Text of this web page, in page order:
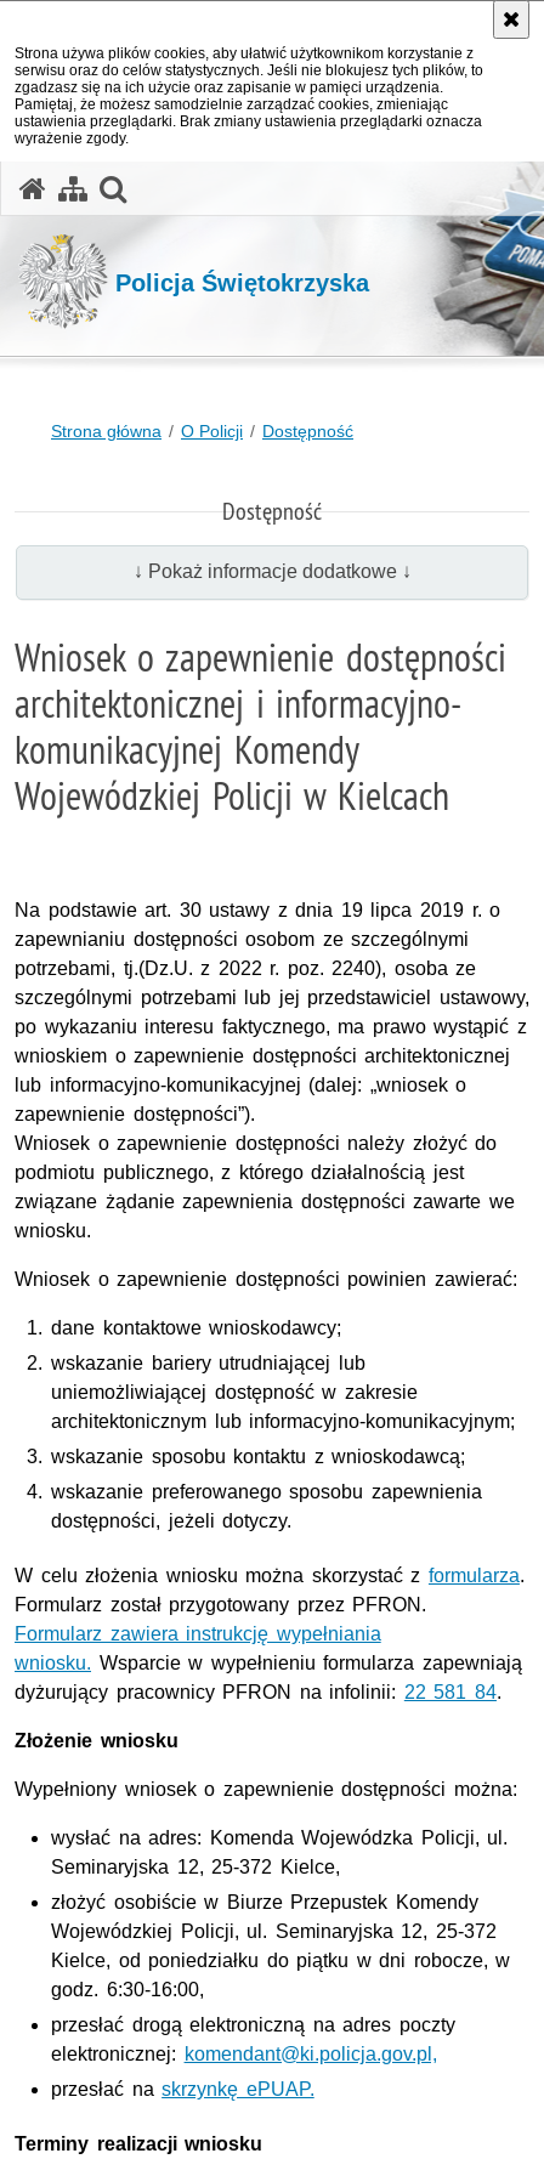
Strona używa plików cookies, aby ułatwić użytkownikom korzystanie z
serwisu oraz do celów statystycznych. Jeśli nie blokujesz tych plików, to
zgadzasz się na ich użycie oraz zapisanie w pamięci urządzenia.
Pamiętaj, że możesz samodzielnie zarządzać cookies, zmieniając
ustawienia przeglądarki. Brak zmiany ustawienia przeglądarki oznacza
wyrażenie zgody.
Policja Świętokrzyska
Strona główna O Policji Dostępność
Dostępność
↓ Pokaż informacje dodatkowe ↓
Wniosek o zapewnienie dostępności
architektonicznej i informacyjno-
komunikacyjnej Komendy
Wojewódzkiej Policji w Kielcach
Na podstawie art. 30 ustawy z dnia 19 lipca 2019 r. o
zapewnianiu dostępności osobom ze szczególnymi
potrzebami, tj.(Dz.U. z 2022 r. poz. 2240), osoba ze
szczególnymi potrzebami lub jej przedstawiciel ustawowy,
po wykazaniu interesu faktycznego, ma prawo wystąpić z
wnioskiem o zapewnienie dostępności architektonicznej
lub informacyjno-komunikacyjnej (dalej: „wniosek o
zapewnienie dostępności”).
Wniosek o zapewnienie dostępności należy złożyć do
podmiotu publicznego, z którego działalnością jest
związane żądanie zapewnienia dostępności zawarte we
wniosku.
Wniosek o zapewnienie dostępności powinien zawierać:
dane kontaktowe wnioskodawcy;
wskazanie bariery utrudniającej lub
uniemożliwiającej dostępność w zakresie
architektonicznym lub informacyjno-komunikacyjnym;
wskazanie sposobu kontaktu z wnioskodawcą;
wskazanie preferowanego sposobu zapewnienia
dostępności, jeżeli dotyczy.
W celu złożenia wniosku można skorzystać z formularza.
Formularz został przygotowany przez PFRON.
Formularz zawiera instrukcję wypełniania
wniosku. Wsparcie w wypełnieniu formularza zapewniają
dyżurujący pracownicy PFRON na infolinii: 22 581 84.
Złożenie wniosku
Wypełniony wniosek o zapewnienie dostępności można:
wysłać na adres: Komenda Wojewódzka Policji, ul.
Seminaryjska 12, 25-372 Kielce,
złożyć osobiście w Biurze Przepustek Komendy
Wojewódzkiej Policji, ul. Seminaryjska 12, 25-372
Kielce, od poniedziałku do piątku w dni robocze, w
godz. 6:30-16:00,
przesłać drogą elektroniczną na adres poczty
elektronicznej: komendant@ki.policja.gov.pl,
przesłać naskrzynkę ePUAP.
Terminy realizacji wniosku